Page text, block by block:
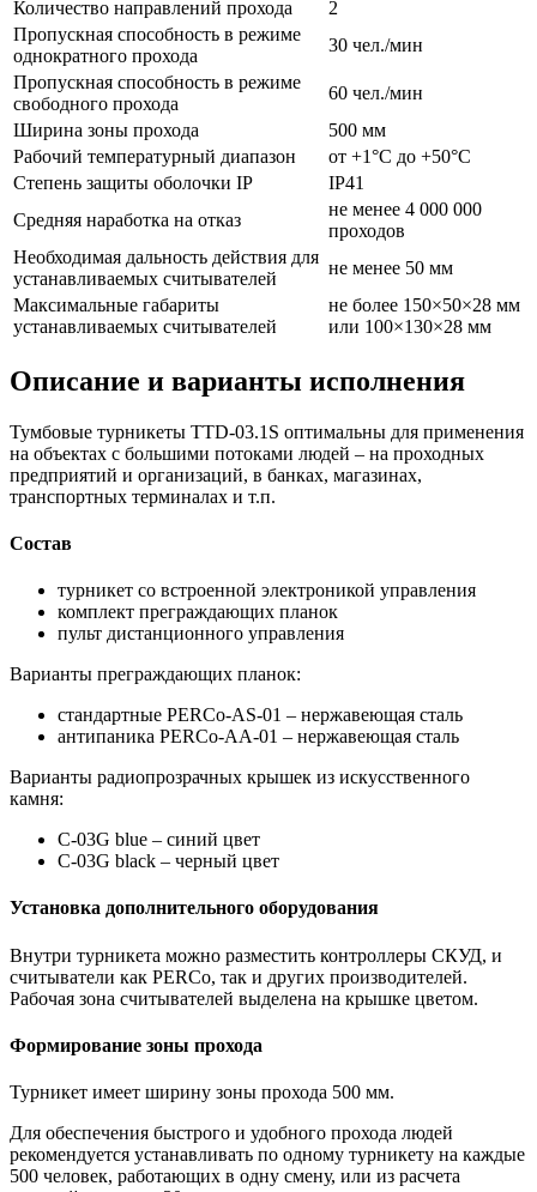
Количество направлений прохода
2
Пропускная способность в режиме
однократного прохода
30 чел./мин
Пропускная способность в режиме
свободного прохода
60 чел./мин
Ширина зоны прохода
500 мм
Рабочий температурный диапазон
от +1°C до +50°C
Степень защиты оболочки IP
IP41
Средняя наработка на отказ
не менее 4 000 000
проходов
Необходимая дальность действия для
устанавливаемых считывателей
не менее 50 мм
Максимальные габариты
устанавливаемых считывателей
не более 150×50×28 мм
или 100×130×28 мм
Описание и варианты исполнения
Тумбовые турникеты TTD-03.1S оптимальны для применения
на объектах с большими потоками людей – на проходных
предприятий и организаций, в банках, магазинах,
транспортных терминалах и т.п.
Состав
турникет со встроенной электроникой управления
комплект преграждающих планок
пульт дистанционного управления
Варианты преграждающих планок:
cтандартные PERCo-AS-01 – нержавеющая сталь
антипаника PERCo-AA-01 – нержавеющая сталь
Варианты радиопрозрачных крышек из искусственного
камня:
C-03G blue – синий цвет
C-03G black – черный цвет
Установка дополнительного оборудования
Внутри турникета можно разместить контроллеры СКУД, и
считыватели как PERCo, так и других производителей.
Рабочая зона считывателей выделена на крышке цветом.
Формирование зоны прохода
Турникет имеет ширину зоны прохода 500 мм.
Для обеспечения быстрого и удобного прохода людей
рекомендуется устанавливать по одному турникету на каждые
500 человек, работающих в одну смену, или из расчета